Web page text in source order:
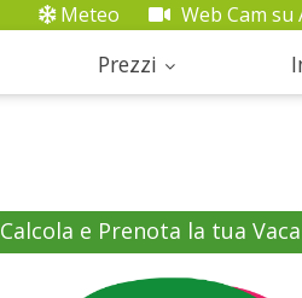
Meteo Web Cam su
Prezzi
Calcola e Prenota la tua